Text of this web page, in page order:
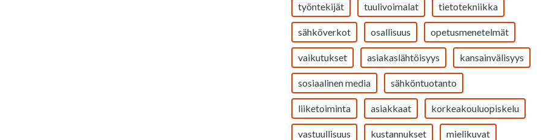
työntekijät tuulivoimalat tietotekniikka
sähköverkot osallisuus opetusmenetelmät
vaikutukset asiakaslähtöisyys kansainvälisyys
sosiaalinen media sähköntuotanto
liiketoiminta asiakkaat korkeakouluopiskelu
vastuullisuus kustannukset mielikuvat